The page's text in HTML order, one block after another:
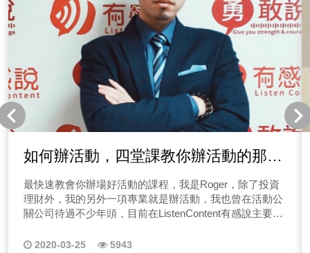
Allen我想開一個IG、FB帳號來做行銷，第一步我該怎麼
適合做什麼樣類型的網紅？也有企業家說，本身想成為網
紅創造粉絲，在把粉絲導入企業品牌，達成透過經營自媒
體來創造營收！ 那我們都說個人品牌時代來臨，人人都
在做，也該做個人品牌，但搞不清楚什麼是品牌，不要妄
想在資訊爆炸的狀況下你能有機會脫穎而出，若搞不清楚
品牌定位，你會不會擔心你的品牌還有機會嗎？ 你的問
題，我們都聽到囉！因此Allen和有感說團隊，決定開一系
列節目來跟大家聊自媒體行銷該怎麼做！本系列節目會教
你一堆脫穎而出的方法，想了解怎麼做嗎？歡迎收聽Allen
的Talker秀！ Allen的TalkerShow│EP01自媒體如何做品
牌定位 本集節目會直擊多數人無法開始經營個人品牌的
理由，如何找出差異化！教你怎麼依照你的目標去定位你
的品牌，有興趣的聽眾朋友們聽起來！收聽前小知識，什
簡單來說就是讓消費者輕鬆認出、聯想到你的產品與服
如何辦活動，四堂課教你辦活動的那些
大小事
最快速教會你辦場好活動的課程，我是Roger，除了投資
理財外，我的另外一項專業就是辦活動，我也曾在活動公
關公司待過不少年頭，目前在ListenContent有感說主要負
動等等。 說到辦活動相信不少人都有經驗，那辦活動這
2020-03-25 5943